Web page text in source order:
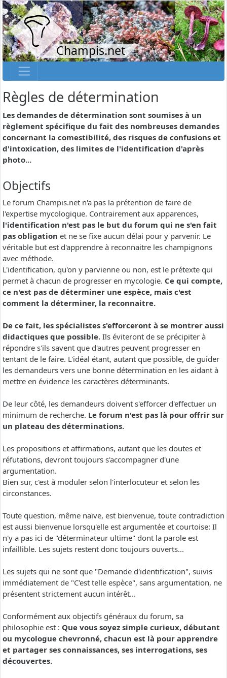
Champis.net
Règles de détermination
Les demandes de détermination sont soumises à un
règlement spécifique du fait des nombreuses demandes
concernant la comestibilité, des risques de confusions et
d'intoxication, des limites de l'identification d'après
photo...
Objectifs
Le forum Champis.net n'a pas la prétention de faire de
l'expertise mycologique. Contrairement aux apparences,
l'identification n'est pas le but du forum qui ne s'en fait
pas obligation et ne se fixe aucun délai pour y parvenir. Le
véritable but est d'apprendre à reconnaitre les champignons
avec méthode.
L'identification, qu'on y parvienne ou non, est le prétexte qui
permet à chacun de progresser en mycologie. Ce qui compte,
ce n'est pas de déterminer une espèce, mais c'est
comment la déterminer, la reconnaitre.
De ce fait, les spécialistes s'efforceront à se montrer aussi
didactiques que possible. Ils éviteront de se précipiter à
répondre s'ils savent que d'autres peuvent progresser en
tentant de le faire. L'idéal étant, autant que possible, de guider
les demandeurs vers une bonne détermination en les aidant à
mettre en évidence les caractères déterminants.
De leur côté, les demandeurs doivent s'efforcer d'effectuer un
minimum de recherche. Le forum n'est pas là pour offrir sur
un plateau des déterminations.
Les propositions et affirmations, autant que les doutes et
réfutations, devront toujours s'accompagner d'une
argumentation.
Bien sur, c'est à moduler selon l'interlocuteur et selon les
circonstances.
Toute question, même naïve, est bienvenue, toute contradiction
est aussi bienvenue lorsqu'elle est argumentée et courtoise: Il
n'y a pas ici de "déterminateur ultime" dont la parole est
infaillible. Les sujets restent donc toujours ouverts...
Les sujets qui ne sont que "Demande d'identification", suivis
immédiatement de "C'est telle espèce", sans argumentation, ne
présentent strictement aucun intérêt...
Conformément aux objectifs généraux du forum, sa
philosophie est : Que vous soyez simple curieux, débutant
ou mycologue chevronné, chacun est là pour apprendre
et partager ses connaissances, ses interrogations, ses
découvertes.